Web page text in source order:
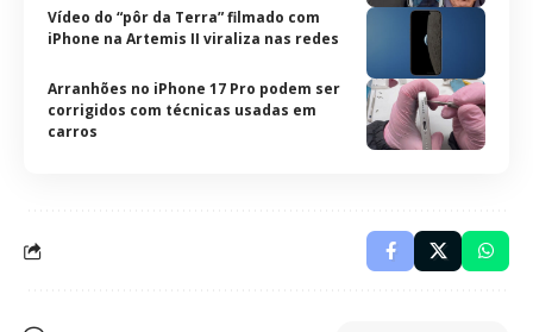
Vídeo do “pôr da Terra” filmado com
iPhone na Artemis II viraliza nas redes
Arranhões no iPhone 17 Pro podem ser
corrigidos com técnicas usadas em
carros